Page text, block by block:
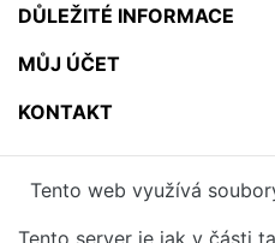
DŮLEŽITÉ INFORMACE
MŮJ ÚČET
KONTAKT
Tento web využívá